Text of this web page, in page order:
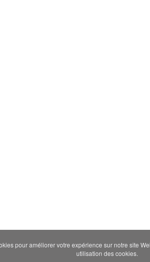
pour améliorer votre expérience sur notre site
utilisation des cookies.